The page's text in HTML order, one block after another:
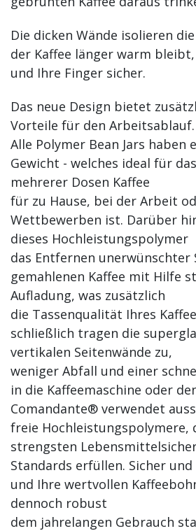
Die dicken Wände isolieren
der Kaffee länger warm bleibt,
und Ihre Finger sicher.
Das neue Design bietet
Vorteile für den Arbeitsablauf.
Alle Polymer Bean Jars haben
Gewicht - welches ideal für
mehrerer Dosen Kaffee
für zu Hause, bei der Arbeit
Wettbewerben ist. Darüber
dieses Hochleistungspolymer
das Entfernen unerwünschter
gemahlenen Kaffee mit Hilfe
Aufladung, was zusätzlich
die Tassenqualität Ihres
schließlich tragen die
vertikalen Seitenwände zu,
weniger Abfall und einer
in die Kaffeemaschine oder
Comandante® verwendet
freie Hochleistungspolymere,
strengsten
Standards erfüllen. Sicher
und Ihre wertvollen
dennoch robust
dem jahrelangen Gebrauch